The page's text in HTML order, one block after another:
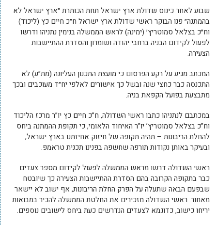
שבוע לאחר כינוס שדולת ארץ ישראל תחת הכותרת ״ארץ ישראל לא
בהמתנה״ פנו הבוקר ראשי שדולת ארץ ישראל ח״כ חיים כץ (ליכוד)
וח״כ בצלאל סמוטריץ׳ (ימינה) לראש הממשלה בנימין נתניהו ודרשו
לפעול לקידום הבניה ברחבי יהודה ושומרון והסדרת ההתיישבות
הצעירה.
המכתב מגיע על רקע הפרסום כי מועצת התכנון העליונה (מת״ע) לא
התכנסה כבר כחצי שנה ובשל כך אישורים לאלפי יח״ד מעוכבים ובכך
מתבצעת בפועל הקפאת בניה.
במכתבם לנתניהו כתבו ראשי השדולה, ח”כ חיים כץ יו”ר מרכז הליכוד
וח”כ בצלאל סמוטריץ’ יו”ר האיחוד הלאומי, כי תקופת ההמתנה ביחס
להחלת הריבונות – תהיה תקופה של חיזוק אחיזתנו בארץ ישראל,
ובעיקר באותן נקודות תורפה שחשפה בפנינו תכנית טראמפ.
ראשי השדולה דרשו מראש הממשלה לפעול לקידום מספר צעדים
כבר בתקופה הקרובה בהם הסדרת ההתיישבות הצעירה כך שיובטח
שבפעם הבאה שתעלה על הפרק החלת הריבונות, אף ישוב לא יישאר
מאחור. ראשי השדולה מזכירים את החלטת הממשלה להכיר במבואות
יריחו כישוב, כדוגמא לצעדים הנדרשים כעת ביחס לישובים נוספים.